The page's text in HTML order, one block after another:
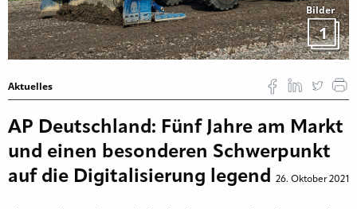
Bilder
1
Aktuelles
AP Deutschland: Fünf Jahre am Markt
und einen besonderen Schwerpunkt
auf die Digitalisierung legend 26. Oktober 2021